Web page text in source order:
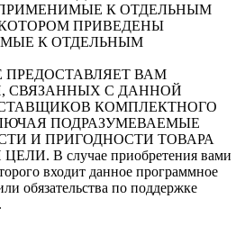
К ОТДЕЛЬНЫМ
ПРИВЕДЕНЫ
К ОТДЕЛЬНЫМ
ПРЕДОСТАВЛЯЕТ ВАМ
СВЯЗАННЫХ С ДАННОЙ
КОМПЛЕКТНОГО
ПОДРАЗУМЕВАЕМЫЕ
И ПРИГОДНОСТИ ТОВАРА
В случае приобретения вами
входит данное программное
обязательства по поддержке